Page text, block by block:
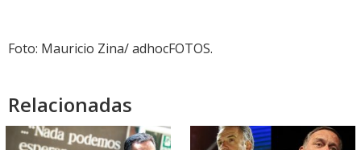
Foto: Mauricio Zina/ adhocFOTOS.
Relacionadas